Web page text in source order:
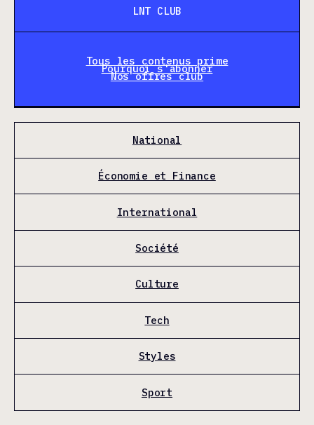
LNT CLUB
Tous les contenus prime
Pourquoi s'abonner
Nos offres club
National
Économie et Finance
International
Société
Culture
Tech
Styles
Sport